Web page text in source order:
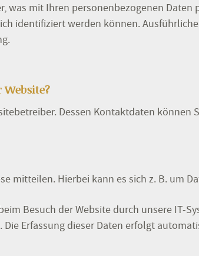
mit Ihren personenbezogenen Daten
identifiziert werden können.
Dessen Kontaktdaten
mitteilen. Hierbei kann es sich z. B. um
Besuch der Website durch unsere IT-
Erfassung dieser Daten erfolgt